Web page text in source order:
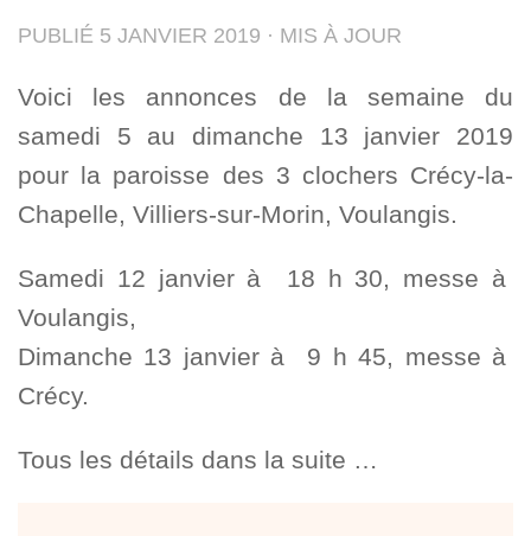
PUBLIÉ 5 JANVIER 2019 · MIS À JOUR
Voici les annonces de la semaine du
samedi 5 au dimanche 13 janvier 2019
pour la paroisse des 3 clochers Crécy-la-
Chapelle, Villiers-sur-Morin, Voulangis.
Samedi 12 janvier à 18 h 30, messe à
Voulangis,
Dimanche 13 janvier à 9 h 45, messe à
Crécy.
Tous les détails dans la suite …